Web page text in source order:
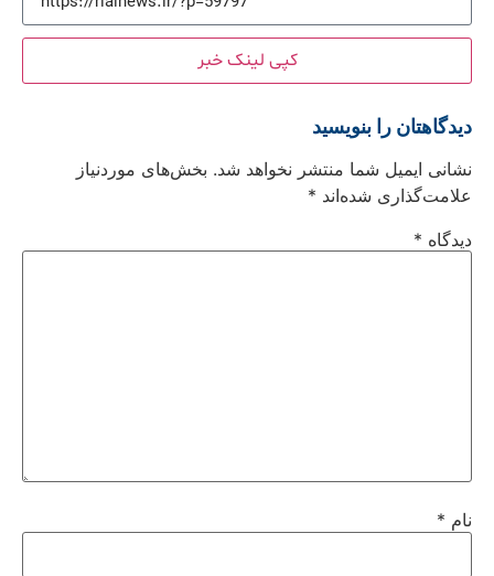
کپی لینک خبر
دیدگاهتان را بنویسید
نشانی ایمیل شما منتشر نخواهد شد. بخش‌های موردنیاز
علامت‌گذاری شده‌اند *
دیدگاه *
نام *